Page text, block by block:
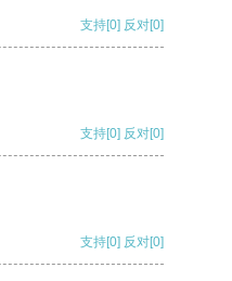
支持[0] 反对[0]
支持[0] 反对[0]
支持[0] 反对[0]